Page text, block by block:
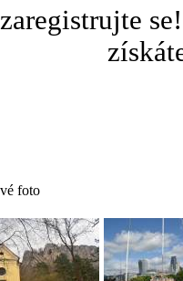
zaregistrujte
foto